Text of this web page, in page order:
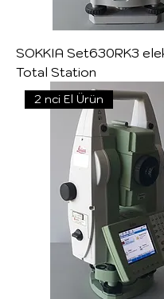
SOKKIA Set630RK3
Total Station
2 nci El Ürün